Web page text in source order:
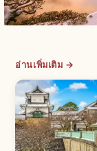
อ่านเพิ่มเติม →